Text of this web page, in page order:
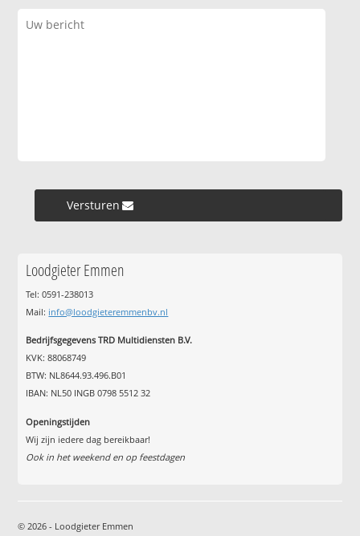
Versturen »
Loodgieter Emmen
Tel: 0591-238013
Mail: info@loodgieteremmenbv.nl
Bedrijfsgegevens TRD Multidiensten B.V.
KVK: 88068749
BTW: NL8644.93.496.B01
IBAN: NL50 INGB 0798 5512 32
Openingstijden
Wij zijn iedere dag bereikbaar!
Ook in het weekend en op feestdagen
© 2026 - Loodgieter Emmen